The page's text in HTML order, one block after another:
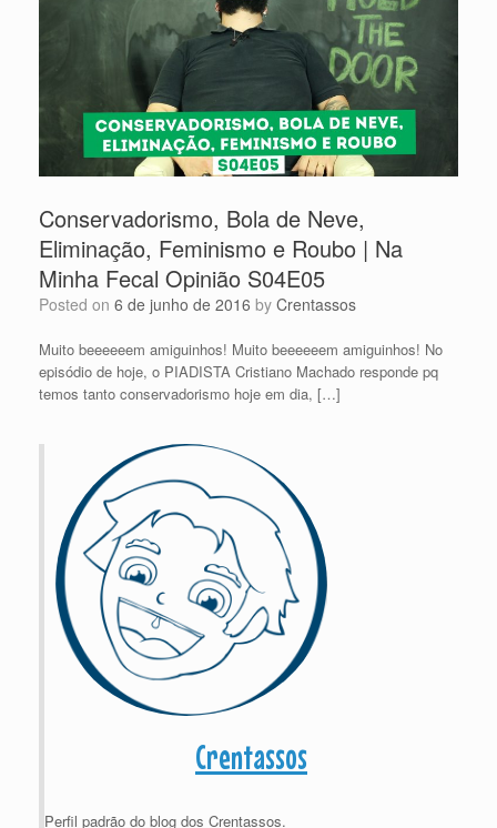
Conservadorismo, Bola de Neve,
Eliminação, Feminismo e Roubo | Na
Minha Fecal Opinião S04E05
Posted on 6 de junho de 2016 by Crentassos
Muito beeeeeem amiguinhos! Muito beeeeeem amiguinhos! No
episódio de hoje, o PIADISTA Cristiano Machado responde pq
temos tanto conservadorismo hoje em dia, […]
Crentassos
Perfil padrão do blog dos Crentassos.